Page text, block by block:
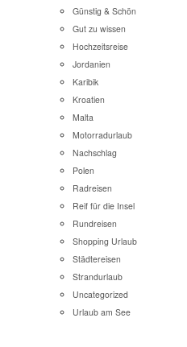
Günstig & Schön
Gut zu wissen
Hochzeitsreise
Jordanien
Karibik
Kroatien
Malta
Motorradurlaub
Nachschlag
Polen
Radreisen
Reif für die Insel
Rundreisen
Shopping Urlaub
Städtereisen
Strandurlaub
Uncategorized
Urlaub am See